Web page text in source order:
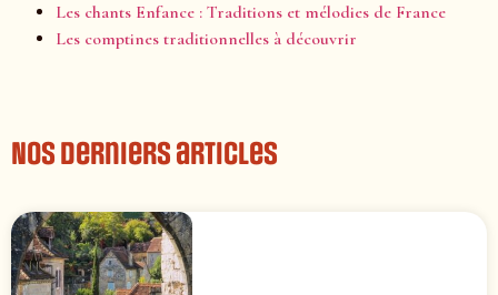
Les chants Enfance : Traditions et mélodies de France
Les comptines traditionnelles à découvrir
Nos derniers articles